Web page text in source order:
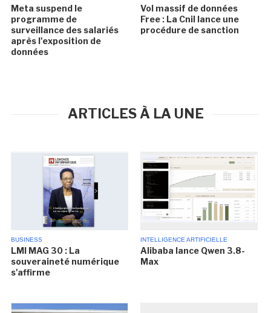
Meta suspend le
programme de
surveillance des salariés
après l'exposition de
données
Vol massif de données
Free : La Cnil lance une
procédure de sanction
ARTICLES À LA UNE
BUSINESS
LMI MAG 30 : La
souveraineté numérique
s'affirme
INTELLIGENCE ARTIFICIELLE
Alibaba lance Qwen 3.8-
Max